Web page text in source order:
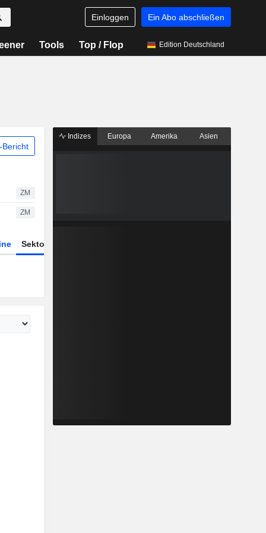
Einloggen Ein Abo abschließen
Tools Top / Flop Edition Deutschland
Bericht
ZM
ZM
Sektor
Indizes Europa Amerika Asien